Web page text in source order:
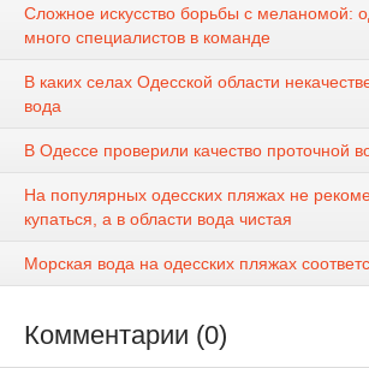
Сложное искусство борьбы с меланомой:
много специалистов в команде
В каких селах Одесской области
вода
В Одессе проверили качество проточной
На популярных одесских пляжах не
купаться, а в области вода чистая
Морская вода на одесских пляжах
Комментарии (0)